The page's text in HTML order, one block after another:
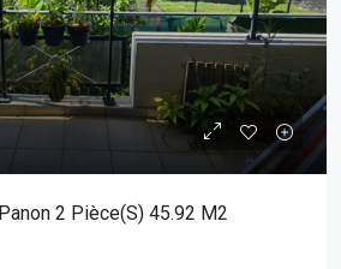
2 Pièce(s) 45.92 M2